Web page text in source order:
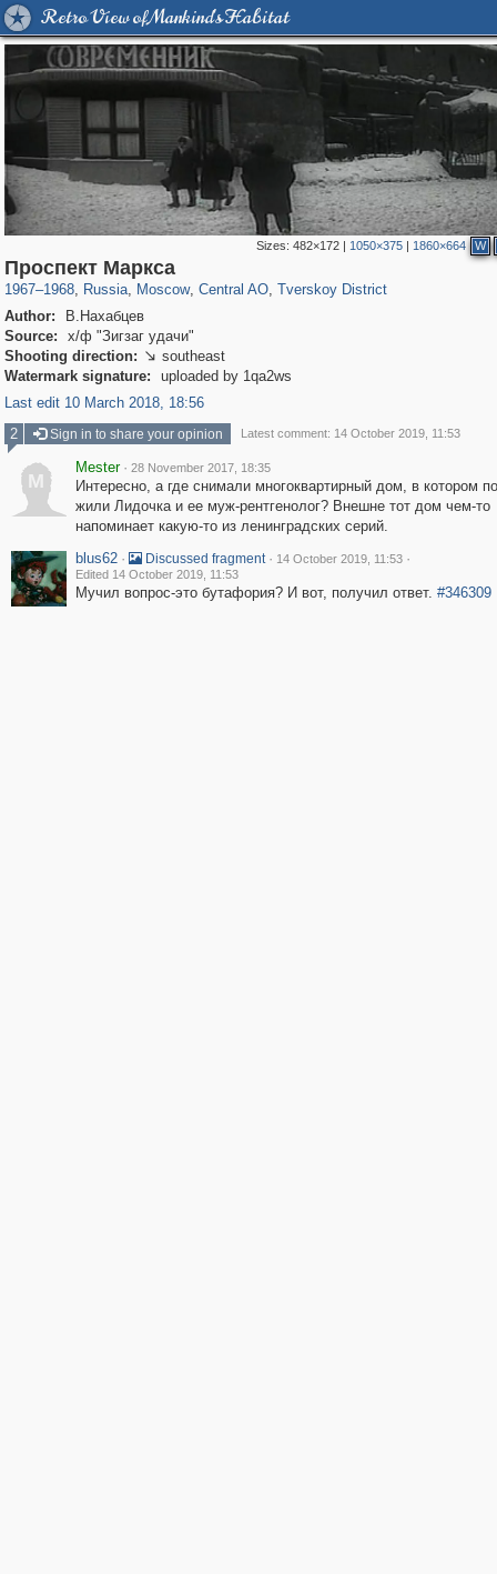
Retro View of Mankind's Habitat
Sizes: 482×172| 1050×375| 1860×664 W
Проспект Маркса
1967–1968, Russia
1,407,206
, Moscow
319,878 8,286
, Central AO
160,021
, Tverskoy District
Author:
В.Нахабцев
Source:
х/ф "Зигзаг удачи"
Shooting direction:  southeast
Watermark signature:
uploaded by 1qa2ws
Last edit 10 March 2018, 18:56
2
Sign in to share your opinion Latest comment: 14 October 2019, 11:53
M
Mester · 28 November 2017, 18:35
Интересно, а где снимали многоквартирный дом, в котором
жили Лидочка и ее муж-рентгенолог? Внешне тот дом чем-то
напоминает какую-то из ленинградских серий.
blus62 · Discussed fragment · 14 October 2019, 11:53 ·
Edited 14 October 2019, 11:53
Мучил вопрос-это бутафория? И вот, получил ответ. #346309